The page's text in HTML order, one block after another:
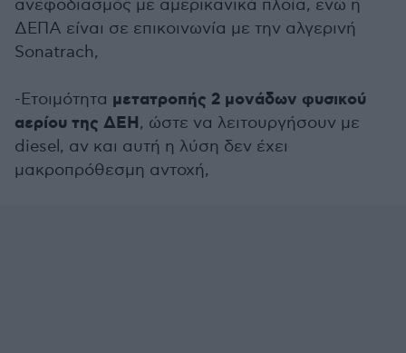
ανεφοδιασμός με αμερικανικά πλοία, ενώ η
ΔΕΠΑ είναι σε επικοινωνία με την αλγερινή
Sonatrach,
-Ετοιμότητα μετατροπής 2 μονάδων φυσικού
αερίου της ΔΕΗ, ώστε να λειτουργήσουν με
diesel, αν και αυτή η λύση δεν έχει
μακροπρόθεσμη αντοχή,